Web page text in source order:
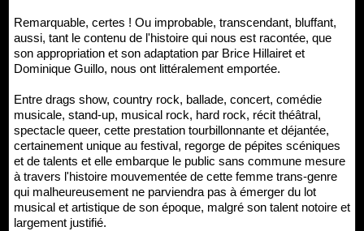
Remarquable, certes ! Ou improbable, transcendant, bluffant,
aussi, tant le contenu de l'histoire qui nous est racontée, que
son appropriation et son adaptation par Brice Hillairet et
Dominique Guillo, nous ont littéralement emportée.
Entre drags show, country rock, ballade, concert, comédie
musicale, stand-up, musical rock, hard rock, récit théâtral,
spectacle queer, cette prestation tourbillonnante et déjantée,
certainement unique au festival, regorge de pépites scéniques
et de talents et elle embarque le public sans commune mesure
à travers l'histoire mouvementée de cette femme trans-genre
qui malheureusement ne parviendra pas à émerger du lot
musical et artistique de son époque, malgré son talent notoire et
largement justifié.